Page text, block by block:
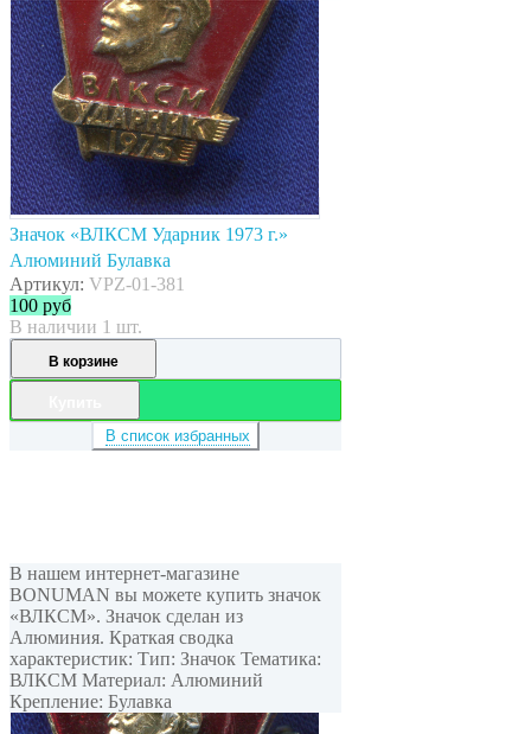
Значок «ВЛКСМ Ударник 1973 г.»
Алюминий Булавка
Артикул: VPZ-01-381
100 руб
В наличии 1 шт.
В корзине
В список избранных
В нашем интернет-магазине
BONUMAN вы можете купить значок
«ВЛКСМ». Значок сделан из
Алюминия. Краткая сводка
характеристик: Тип: Значок Тематика:
ВЛКСМ Материал: Алюминий
Крепление: Булавка